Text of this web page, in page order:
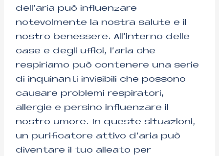
dell’aria può influenzare
notevolmente la nostra salute e il
nostro benessere. All’interno delle
case e degli uffici, l’aria che
respiriamo può contenere una serie
di inquinanti invisibili che possono
causare problemi respiratori,
allergie e persino influenzare il
nostro umore. In queste situazioni,
un purificatore attivo d’aria può
diventare il tuo alleato per